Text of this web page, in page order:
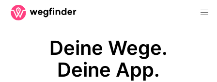
Deine Wege.
Deine App.